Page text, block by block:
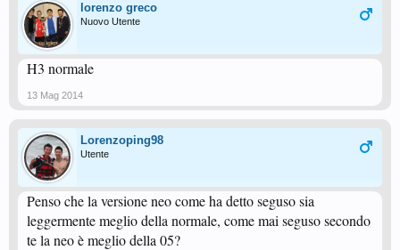
lorenzo greco
Nuovo Utente
H3 normale
13 Mag 2014
Lorenzoping98
Utente
Penso che la versione neo come ha detto seguso sia
leggermente meglio della normale, come mai seguso secondo
te la neo è meglio della 05?